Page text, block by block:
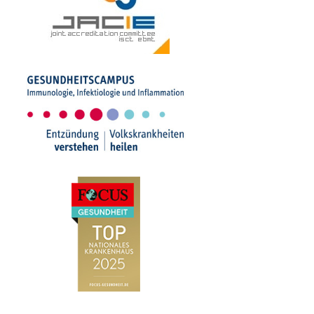
Die Sprechstundenübersicht finden Sie